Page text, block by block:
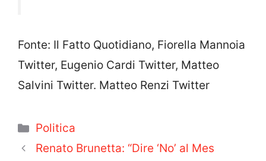
Fonte: Il Fatto Quotidiano, Fiorella Mannoia
Twitter, Eugenio Cardi Twitter, Matteo
Salvini Twitter. Matteo Renzi Twitter
Categorie
Politica
Renato Brunetta: “Dire ‘No’ al Mes